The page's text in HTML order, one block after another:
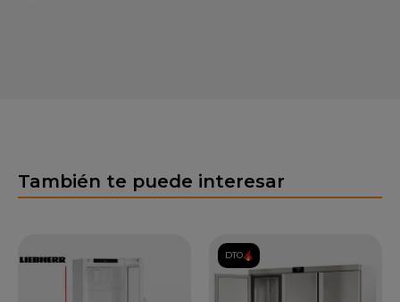
También te puede interesar
DTO.